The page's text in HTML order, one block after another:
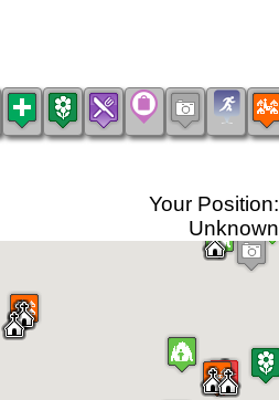
Your Position:
Unknown